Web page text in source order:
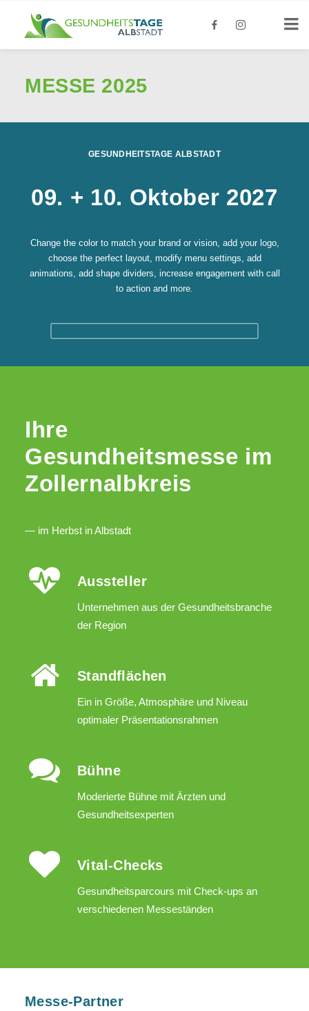
MESSE 2025
GESUNDHEITSTAGE ALBSTADT
09. + 10. Oktober 2027
Change the color to match your brand or vision, add your logo,
choose the perfect layout, modify menu settings, add
animations, add shape dividers, increase engagement with call
to action and more.
Ihre
Gesundheitsmesse im
Zollernalbkreis
— im Herbst in Albstadt
Aussteller
Unternehmen aus der Gesundheitsbranche
der Region
Standflächen
Ein in Größe, Atmosphäre und Niveau
optimaler Präsentationsrahmen
Bühne
Moderierte Bühne mit Ärzten und
Gesundheitsexperten
Vital-Checks
Gesundheitsparcours mit Check-ups an
verschiedenen Messeständen
Messe-Partner